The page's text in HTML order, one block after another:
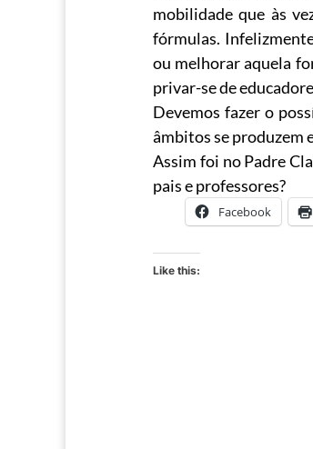
mobilidade que às
fórmulas.
ou melhorar aquela
privar-se de
Devemos fazer o
âmbitos se produzem
Assim foi no Padre
pais e professores?
Facebook
Like this: